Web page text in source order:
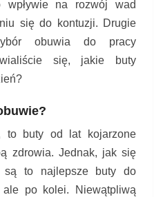
L
A
F
Z
O
T
E
R
wpływie na rozwój wad
się do kontuzji. Drugie
obuwia do pracy
się, jakie buty
to buty od lat kojarzone
zdrowia. Jednak, jak się
są to najlepsze buty do
ale po kolei. Niewątpliwą